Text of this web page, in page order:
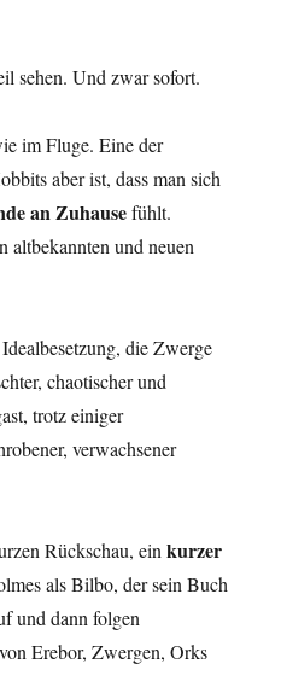
sehen. Und zwar sofort.
im Fluge. Eine der
aber ist, dass man sich
an Zuhausefühlt.
altbekannten und neuen
die Zwerge
chaotischer und
trotz einiger
verwachsener
Rückschau, einkurzer
als Bilbo, der sein Buch
und dann folgen
Erebor, Zwergen, Orks